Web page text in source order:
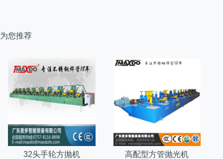
为您推荐
32头手轮方抛机 高配型方管抛光机